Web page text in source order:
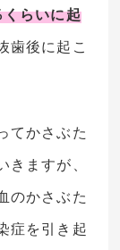
らいに起
歯後に起こ
てかさぶた
ますが、
のかさぶた
症を引き起